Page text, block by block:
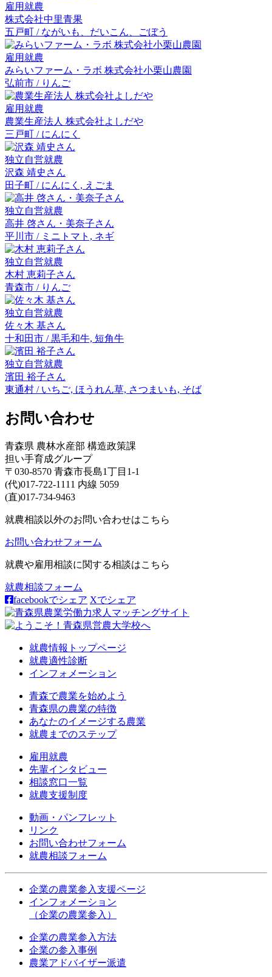
雇用就農
株式会社中里青果
五戸町 / ながいも、だいこん、ごぼう
雇用就農
みらいファーム・ラボ 株式会社小栗山農園
弘前市 / りんご
雇用就農
農業生産法人 株式会社よしだや
三戸町 / にんにく
独立自営就農
沢森 靖史 さん
田子町 / にんにく, えごま
独立自営就農
高井 啓さん・ 美奈子さん
平川市 / ミニトマト, ネギ
独立自営就農
木村 恵莉子さん
青森市 / りんご
独立自営就農
佐々木 基さん
十和田市 / 黒毛和牛, 短角牛
独立自営就農
濱田 裕子さん
東通村 / いちご, ほうれん草, さつまいも, そば
お問い合わせ
青森県 農林水産部 構造政策課
担い手育成グループ
〒030-8570 青森市長島1丁目1-1
(代)017-722-1111 内線 5059
(直)017-734-9463
就農相談以外のお問い合わせはこちら
お問い合わせフォーム
就農や雇用相談に関する相談はこちら
就農相談フォーム
facebookでシェア Xでシェア
就農情報トップページ
就農適性診断
インフォメーション
青森で農業を始めよう
青森県の農業の特徴
あなたのイメージする農業
就農までのステップ
雇用就農
先輩インタビュー
相談窓口一覧
就農支援制度
動画・パンフレット
リンク
お問い合わせフォーム
就農相談フォーム
企業の農業参入支援ページ
インフォメーション
（企業の農業参入）
企業の農業参入方法
企業の参入事例
農業アドバイザー派遣